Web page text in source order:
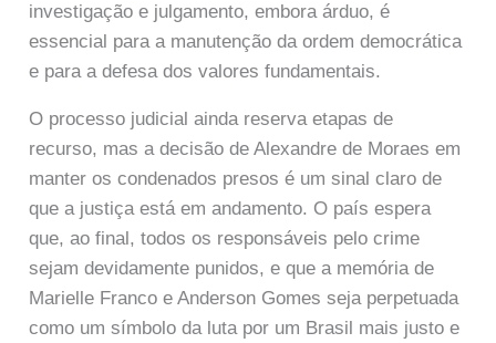
investigação e julgamento, embora árduo, é
essencial para a manutenção da ordem democrática
e para a defesa dos valores fundamentais.
O processo judicial ainda reserva etapas de
recurso, mas a decisão de Alexandre de Moraes em
manter os condenados presos é um sinal claro de
que a justiça está em andamento. O país espera
que, ao final, todos os responsáveis pelo crime
sejam devidamente punidos, e que a memória de
Marielle Franco e Anderson Gomes seja perpetuada
como um símbolo da luta por um Brasil mais justo e